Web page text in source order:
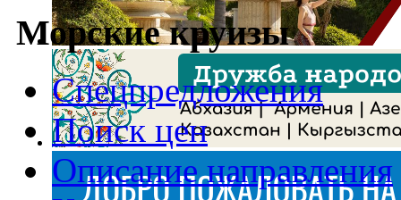
Морские круизы
Спецпредложения
Поиск цен
Описание направления